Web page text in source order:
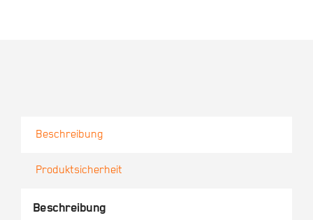
Beschreibung
Produktsicherheit
Beschreibung